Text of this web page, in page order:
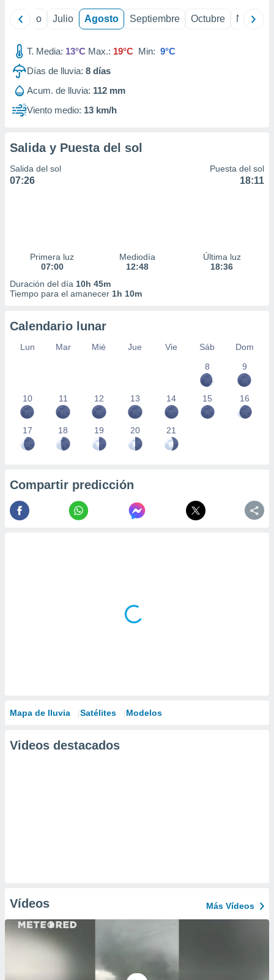
e
mediante
publicidad
de
Junio Julio Agosto Septiembre Octubre
T. Media: 13°C Max.: 19°C Min: 9°C
Días de lluvia: 8 días
Acum. de lluvia: 112 mm
Viento medio: 13 km/h
Salida y Puesta del sol
Salida del sol
07:26
Puesta del sol
18:11
Primera luz
07:00
Mediodía
12:48
Última luz
18:36
Duración del día 10h 45m
Tiempo para el amanecer 1h 10m
Calendario lunar
Lun Mar Mié Jue Vie Sáb
Dom
8
9
10 11 12 13 14 15 16
17 18 19 20 21
Compartir predicción
Mapa de lluvia Satélites Modelos
Videos destacados
Vídeos Más Vídeos